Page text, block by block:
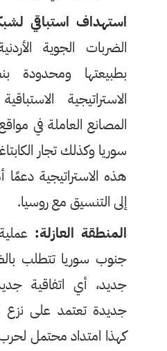
استهداف استباقي
الضربات الجوية
بطبيعتها ومحدودة
الاستراتيجية
المصانع العاملة في
سوريا وكذلك تجار
هذه الاستراتيجية دعمًا
إلى التنسيق مع روسيا.
المنطقة العازلة:
جنوب سوريا تتطلب
جديد، أي اتفاقية
جديدة تعتمد على نزع
كهذا امتداد محتمل